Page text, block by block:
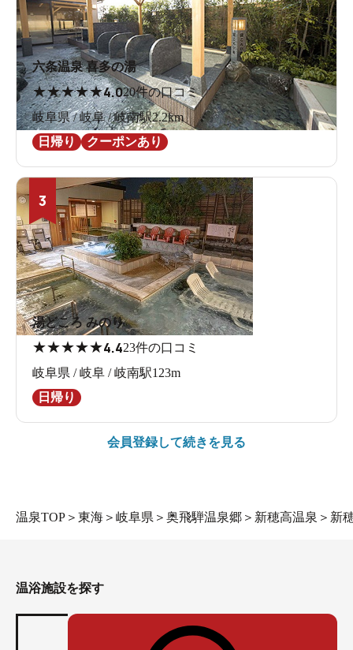
六条温泉 喜多の湯
★★★★★4.020件の口コミ
岐阜県 / 岐阜 / 岐南駅2.2km
日帰り
クーポンあり
3
湯どころ みのり
★★★★★4.423件の口コミ
岐阜県 / 岐阜 / 岐南駅123m
日帰り
会員登録して続きを見る
温泉TOP ＞ 東海 ＞ 岐阜県 ＞ 奥飛騨温泉郷 ＞ 新穂高温泉 ＞ 新
温浴施設を探す